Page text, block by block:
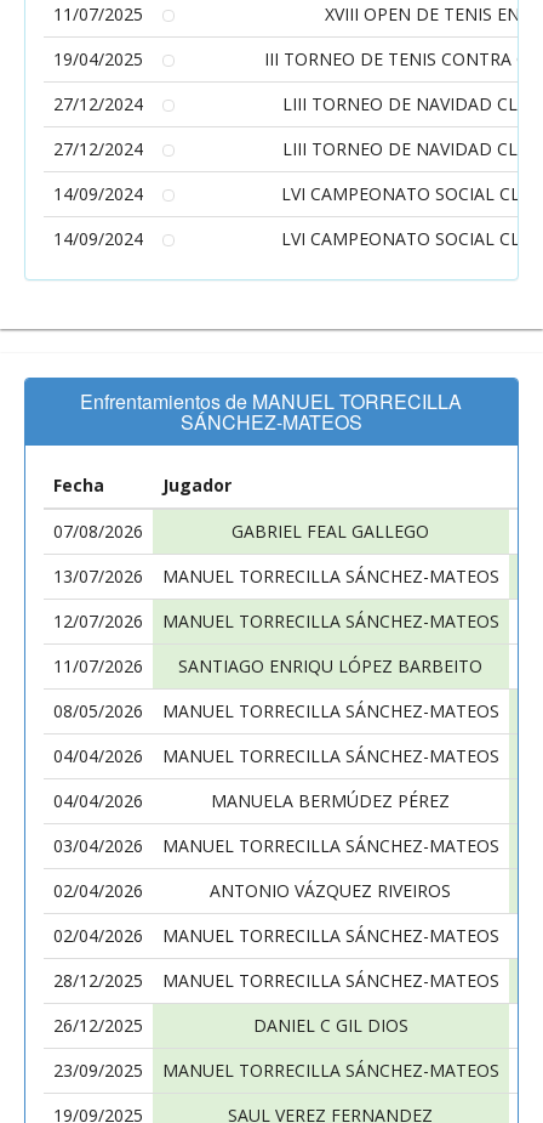
11/07/2025
XVIII OPEN DE TENIS EN
19/04/2025
III TORNEO DE TENIS CONTRA O
27/12/2024
LIII TORNEO DE NAVIDAD
27/12/2024
LIII TORNEO DE NAVIDAD
14/09/2024
LVI CAMPEONATO SOCIAL
14/09/2024
LVI CAMPEONATO SOCIAL
Enfrentamientos de MANUEL TORRECILLA
SÁNCHEZ-MATEOS
Fecha Jugador
07/08/2026
GABRIEL FEAL GALLEGO
13/07/2026
MANUEL TORRECILLA SÁNCHEZ-MATEOS
12/07/2026
MANUEL TORRECILLA SÁNCHEZ-MATEOS
11/07/2026
SANTIAGO ENRIQU LÓPEZ BARBEITO
08/05/2026
MANUEL TORRECILLA SÁNCHEZ-MATEOS
04/04/2026
MANUEL TORRECILLA SÁNCHEZ-MATEOS
04/04/2026
MANUELA BERMÚDEZ PÉREZ
03/04/2026
MANUEL TORRECILLA SÁNCHEZ-MATEOS
02/04/2026
ANTONIO VÁZQUEZ RIVEIROS
02/04/2026
MANUEL TORRECILLA SÁNCHEZ-MATEOS
28/12/2025
MANUEL TORRECILLA SÁNCHEZ-MATEOS
26/12/2025
DANIEL C GIL DIOS
23/09/2025
MANUEL TORRECILLA SÁNCHEZ-MATEOS
19/09/2025
SAUL VEREZ FERNANDEZ